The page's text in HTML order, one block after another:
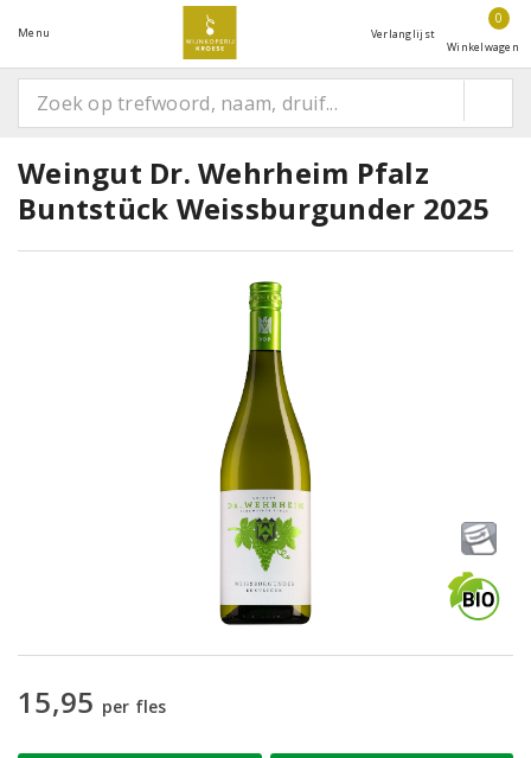
Menu Verlanglijst
0
Winkelwagen
Weingut Dr. Wehrheim Pfalz
Buntstück Weissburgunder 2025
15,95 per fles